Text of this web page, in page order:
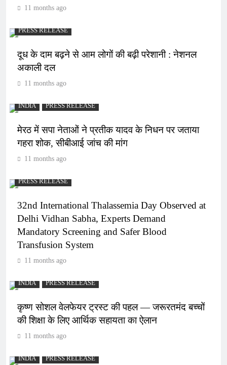
11 months ago
PRESS RELEASE
दूध के दाम बढ़ने से आम लोगों की बढ़ी परेशानी : नेशनल
अकाली दल
11 months ago
INDIA PRESS RELEASE
मेरठ में सपा नेताओं ने प्रतीक यादव के निधन पर जताया
गहरा शोक, सीबीआई जांच की मांग
11 months ago
PRESS RELEASE
32nd International Thalassemia Day Observed at
Delhi Vidhan Sabha, Experts Demand
Mandatory Screening and Safer Blood
Transfusion System
11 months ago
INDIA PRESS RELEASE
कृष्ण सोशल वेलफेयर ट्रस्ट की पहल — जरूरतमंद बच्चों
की शिक्षा के लिए आर्थिक सहायता का ऐलान
11 months ago
INDIA PRESS RELEASE